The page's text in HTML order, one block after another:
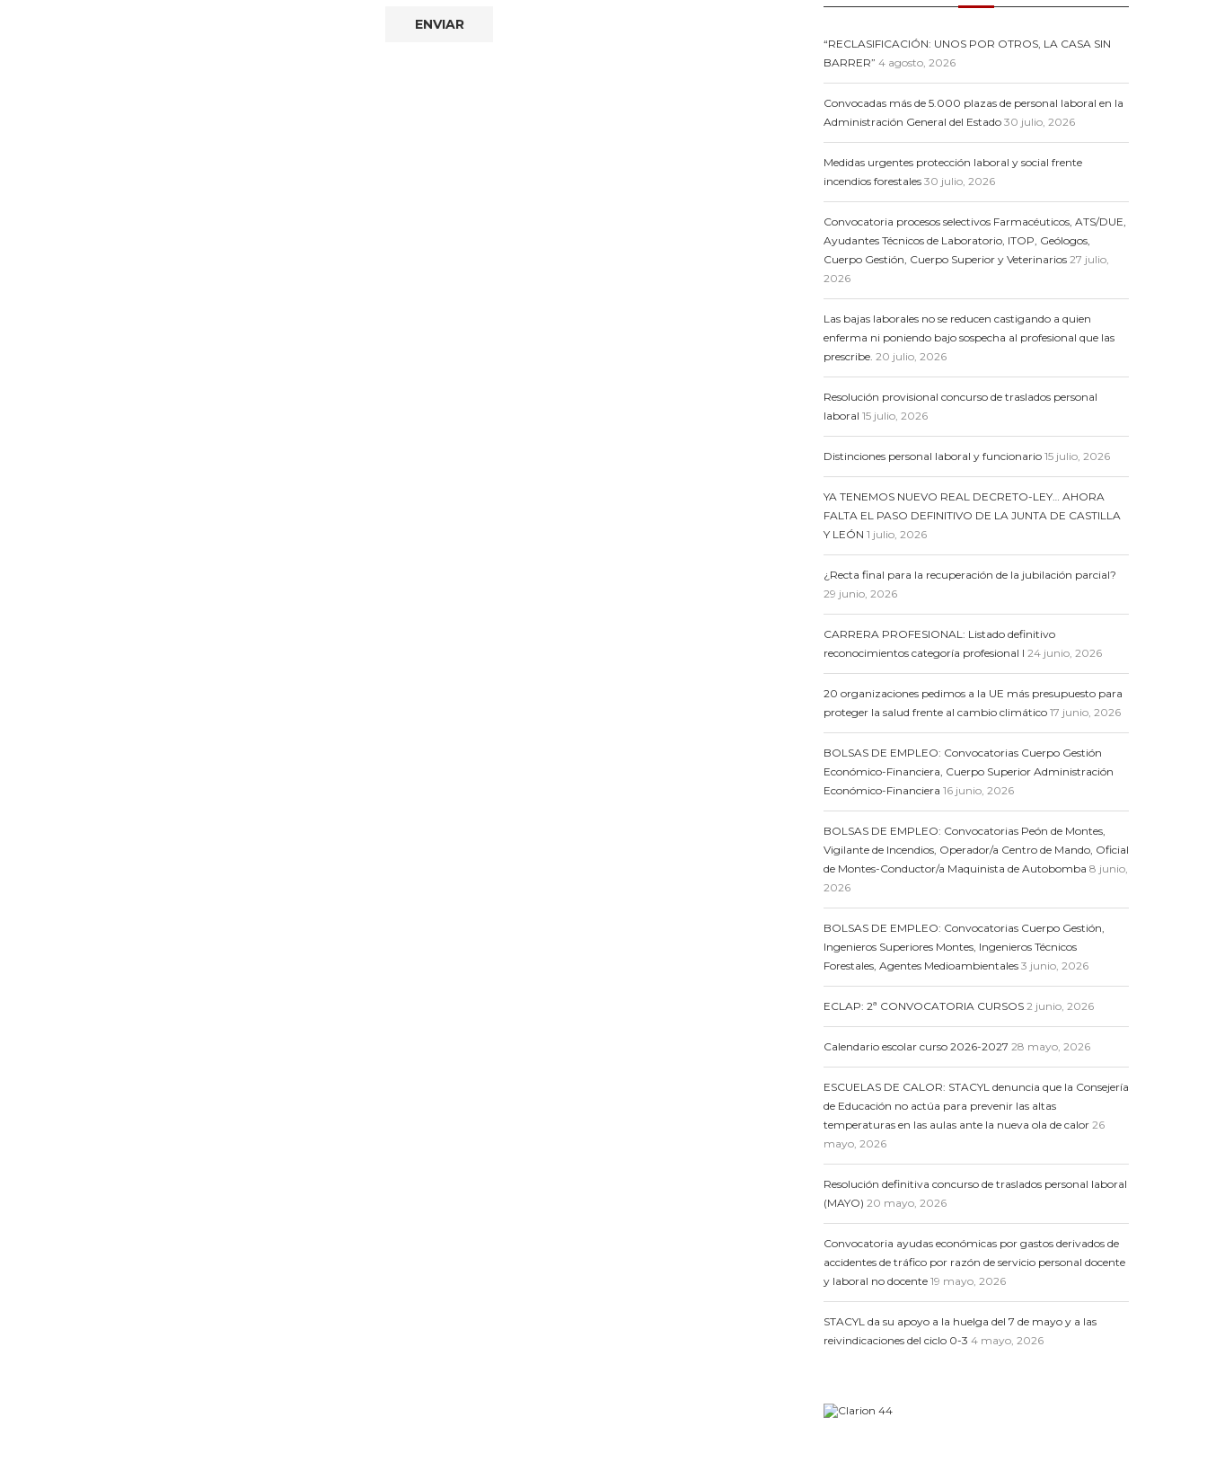
“RECLASIFICACIÓN: UNOS POR OTROS, LA CASA SIN
BARRER” 4 agosto, 2026
Convocadas más de 5.000 plazas de personal laboral en la
Administración General del Estado 30 julio, 2026
Medidas urgentes protección laboral y social frente
incendios forestales 30 julio, 2026
Convocatoria procesos selectivos Farmacéuticos, ATS/DUE,
Ayudantes Técnicos de Laboratorio, ITOP, Geólogos,
Cuerpo Gestión, Cuerpo Superior y Veterinarios 27 julio,
2026
Las bajas laborales no se reducen castigando a quien
enferma ni poniendo bajo sospecha al profesional que las
prescribe. 20 julio, 2026
Resolución provisional concurso de traslados personal
laboral 15 julio, 2026
Distinciones personal laboral y funcionario 15 julio, 2026
YA TENEMOS NUEVO REAL DECRETO-LEY… AHORA
FALTA EL PASO DEFINITIVO DE LA JUNTA DE CASTILLA
Y LEÓN 1 julio, 2026
¿Recta final para la recuperación de la jubilación parcial?
29 junio, 2026
CARRERA PROFESIONAL: Listado definitivo
reconocimientos categoría profesional I 24 junio, 2026
20 organizaciones pedimos a la UE más presupuesto para
proteger la salud frente al cambio climático 17 junio, 2026
BOLSAS DE EMPLEO: Convocatorias Cuerpo Gestión
Económico-Financiera, Cuerpo Superior Administración
Económico-Financiera 16 junio, 2026
BOLSAS DE EMPLEO: Convocatorias Peón de Montes,
Vigilante de Incendios, Operador/a Centro de Mando, Oficial
de Montes-Conductor/a Maquinista de Autobomba 8 junio,
2026
BOLSAS DE EMPLEO: Convocatorias Cuerpo Gestión,
Ingenieros Superiores Montes, Ingenieros Técnicos
Forestales, Agentes Medioambientales 3 junio, 2026
ECLAP: 2ª CONVOCATORIA CURSOS 2 junio, 2026
Calendario escolar curso 2026-2027 28 mayo, 2026
ESCUELAS DE CALOR: STACYL denuncia que la Consejería
de Educación no actúa para prevenir las altas
temperaturas en las aulas ante la nueva ola de calor 26
mayo, 2026
Resolución definitiva concurso de traslados personal laboral
(MAYO) 20 mayo, 2026
Convocatoria ayudas económicas por gastos derivados de
accidentes de tráfico por razón de servicio personal docente
y laboral no docente 19 mayo, 2026
STACYL da su apoyo a la huelga del 7 de mayo y a las
reivindicaciones del ciclo 0-3 4 mayo, 2026